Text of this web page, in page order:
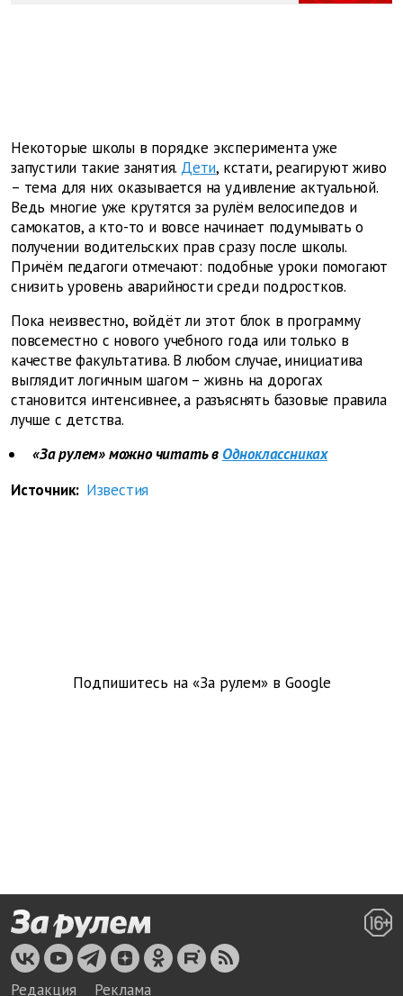
Некоторые школы в порядке эксперимента уже
запустили такие занятия. Дети, кстати, реагируют живо
– тема для них оказывается на удивление актуальной.
Ведь многие уже крутятся за рулём велосипедов и
самокатов, а кто-то и вовсе начинает подумывать о
получении водительских прав сразу после школы.
Причём педагоги отмечают: подобные уроки помогают
снизить уровень аварийности среди подростков.
Пока неизвестно, войдёт ли этот блок в программу
повсеместно с нового учебного года или только в
качестве факультатива. В любом случае, инициатива
выглядит логичным шагом – жизнь на дорогах
становится интенсивнее, а разъяснять базовые правила
лучше с детства.
«За рулем» можно читать в Одноклассниках
Источник: Известия
Подпишитесь на «За рулем» в Google
Редакция Реклама